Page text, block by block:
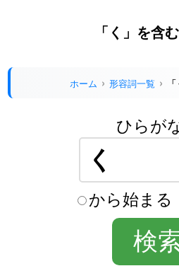
「く」を含
ホーム 形容詞一覧
ひらが
から始まる